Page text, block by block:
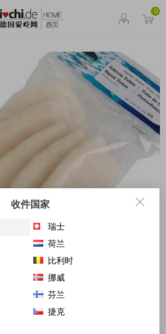
0
收件国家
瑞士
荷兰
比利时
挪威
芬兰
捷克